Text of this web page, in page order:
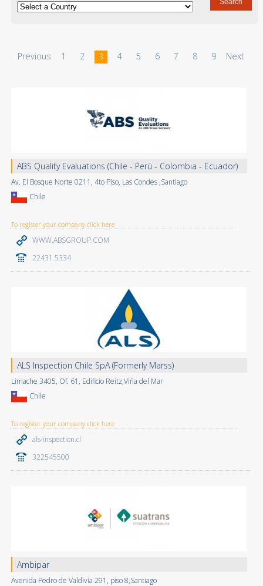
Previous 1 2 3 4 5 6 7 8 9 Next
ABS Quality Evaluations (Chile - Perú - Colombia - Ecuador)
Av. El Bosque Norte 0211, 4to Piso, Las Condes ,Santiago
Chile
To register your company click here
WWW.ABSGROUP.COM
22431 5334
ALS Inspection Chile SpA (Formerly Marss)
Limache 3405, Of. 61, Edificio Reitz,Viña del Mar
Chile
To register your company click here
als-inspection.cl
322545500
Ambipar
Avenida Pedro de Valdivia 291, piso 8,Santiago